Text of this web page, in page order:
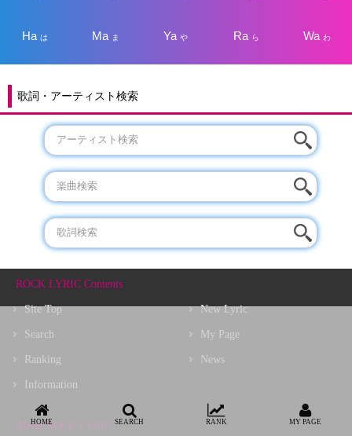
Haは Ma ま Yaや Ra ら Wa わ
歌詞・アーティスト検索
ROCK LYRIC Contents
Site Top
Search
Ranking
Information
New Lyric
My Page
News
About ROCK LYRIC
HOME SEARCH RANK MY PAGE